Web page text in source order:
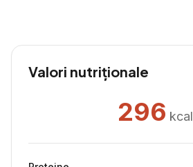
Valori nutriționale
296 kcal